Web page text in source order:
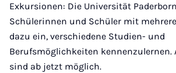
Exkursionen: Die Universität
Schülerinnen und Schüler mit
dazu ein, verschiedene Studien- und
Berufsmöglichkeiten kennenzulernen.
sind ab jetzt möglich.